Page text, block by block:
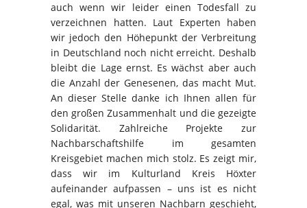
auch wenn wir leider einen Todesfall zu
verzeichnen hatten. Laut Experten haben
wir jedoch den Höhepunkt der Verbreitung
in Deutschland noch nicht erreicht. Deshalb
bleibt die Lage ernst. Es wächst aber auch
die Anzahl der Genesenen, das macht Mut.
An dieser Stelle danke ich Ihnen allen für
den großen Zusammenhalt und die gezeigte
Solidarität. Zahlreiche Projekte zur
Nachbarschaftshilfe im gesamten
Kreisgebiet machen mich stolz. Es zeigt mir,
dass wir im Kulturland Kreis Höxter
aufeinander aufpassen – uns ist es nicht
egal, was mit unseren Nachbarn geschieht,